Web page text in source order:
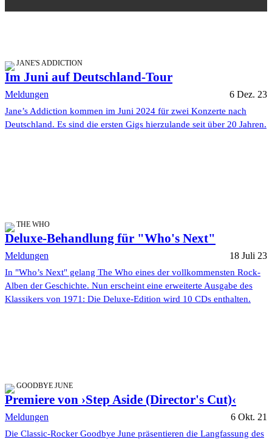
JANE'S ADDICTION
Im Juni auf Deutschland-Tour
Meldungen 6 Dez. 23
Jane’s Addiction kommen im Juni 2024 für zwei Konzerte nach
Deutschland. Es sind die ersten Gigs hierzulande seit über 20 Jahren.
THE WHO
Deluxe-Behandlung für "Who's Next"
Meldungen 18 Juli 23
In "Who’s Next" gelang The Who eines der vollkommensten Rock-
Alben der Geschichte. Nun erscheint eine erweiterte Ausgabe des
Klassikers von 1971: Die Deluxe-Edition wird 10 CDs enthalten.
GOODBYE JUNE
Premiere von ›Step Aside (Director's Cut)‹
Meldungen 6 Okt. 21
Die Classic-Rocker Goodbye June präsentieren die Langfassung des